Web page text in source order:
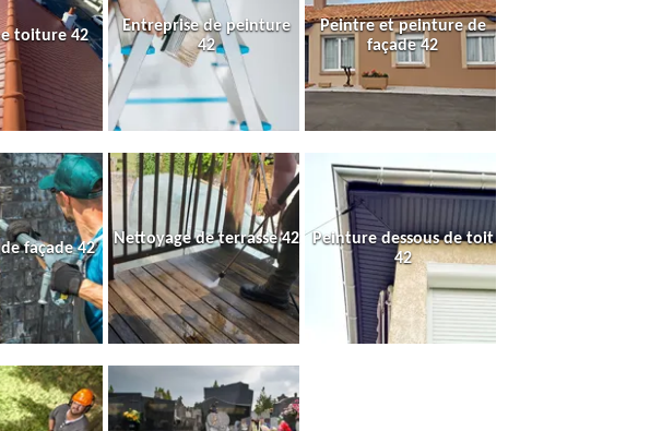
toiture 42
Entreprise de peinture
42
Peintre et peinture de
façade 42
façade 42
Nettoyage de terrasse 42
Peinture dessous de toit
42